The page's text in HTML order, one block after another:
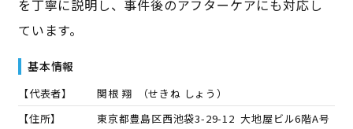
を丁寧に説明し、事件後のアフターケアにも対応し
ています。
基本情報
【代表者】 関根 翔 （せきね しょう）
【住所】
東京都豊島区西池袋3-29-12 大地屋ビル6階A号